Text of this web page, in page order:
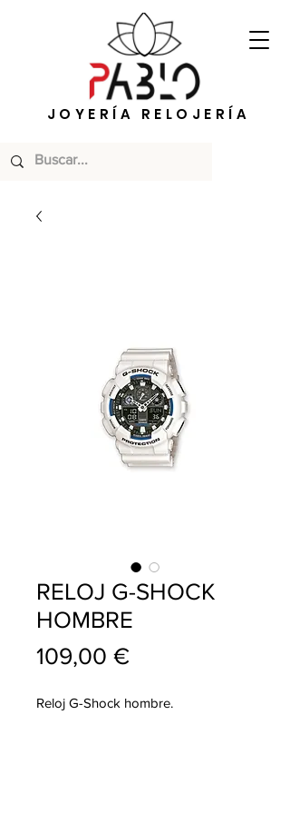
JOYERÍA RELOJERÍA
RELOJ G-SHOCK
HOMBRE
109,00 €Precio
Reloj G-Shock hombre.